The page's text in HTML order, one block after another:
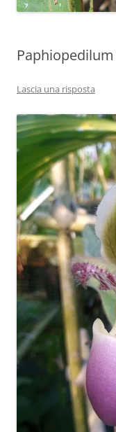
Lascia una risposta